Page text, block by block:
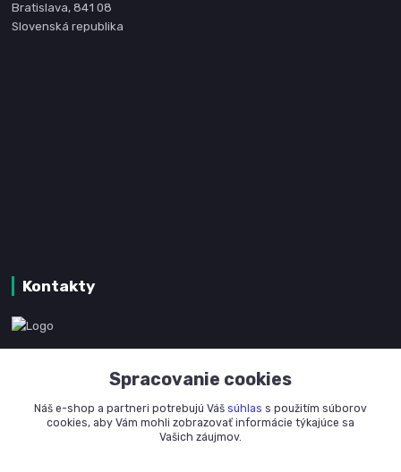
Bratislava, 841 08
Slovenská republika
Kontakty
+421 905 327 801
(Po-Pia, 8-16 hod.)
Spracovanie cookies
Náš e-shop a partneri potrebujú Váš súhlas s použitím súborov
cookies, aby Vám mohli zobrazovať informácie týkajúce sa
Vašich záujmov.